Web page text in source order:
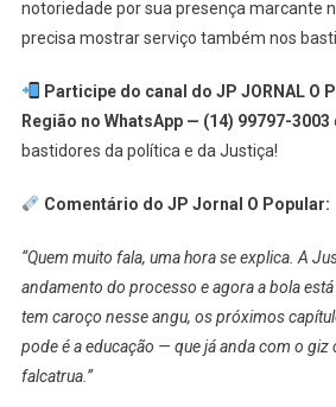
notoriedade por sua presença marcante
precisa mostrar serviço também nos
Participe do canal do JP JORNAL O
Região no WhatsApp — (14) 99797-3003
bastidores da política e da Justiça!
Comentário do JP Jornal O Popular:
“Quem muito fala, uma hora se explica. A
andamento do processo e agora a bola
tem caroço nesse angu, os próximos
pode é a educação — que já anda com o
falcatrua.”